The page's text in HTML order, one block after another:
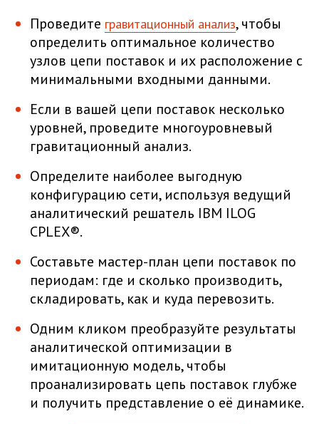
Проведите гравитационный анализ, чтобы
определить оптимальное количество
узлов цепи поставок и их расположение с
минимальными входными данными.
Если в вашей цепи поставок несколько
уровней, проведите многоуровневый
гравитационный анализ.
Определите наиболее выгодную
конфигурацию сети, используя ведущий
аналитический решатель IBM ILOG
CPLEX®.
Составьте мастер-план цепи поставок по
периодам: где и сколько производить,
складировать, как и куда перевозить.
Одним кликом преобразуйте результаты
аналитической оптимизации в
имитационную модель, чтобы
проанализировать цепь поставок глубже
и получить представление о её динамике.